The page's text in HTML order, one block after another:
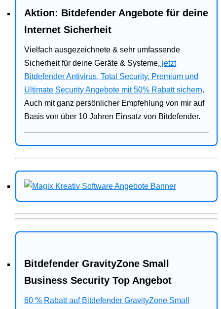
Aktion: Bitdefender Angebote für deine
Internet Sicherheit
Vielfach ausgezeichnete & sehr umfassende
Sicherheit für deine Geräte & Systeme, jetzt
Bitdefender Antivirus, Total Security, Premium und
Ultimate Security Angebote mit 50% Rabatt sichern.
Auch mit ganz persönlicher Empfehlung von mir auf
Basis von über 10 Jahren Einsatz von Bitdefender.
Bitdefender GravityZone Small
Business Security Top Angebot
60 % Rabatt auf Bitdefender GravityZone Small